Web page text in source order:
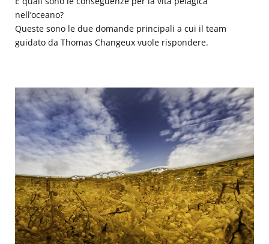
nell’oceano?
Queste sono le due domande principali a cui il team
guidato da Thomas Changeux vuole rispondere.